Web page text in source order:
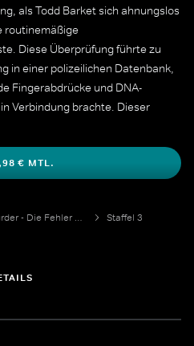
als Todd Barket sich ahnungslos
routinemäßige
Diese Überprüfung führte zu
in einer polizeilichen Datenbank,
Fingerabdrücke und DNA-
Verbindung brachte. Dieser
ein Kapitel in einem 20 Jahre
der Familie von Sondra
€ MTL.
Imperfect Murder - Die Fehler eines Mörders
Staffel 3